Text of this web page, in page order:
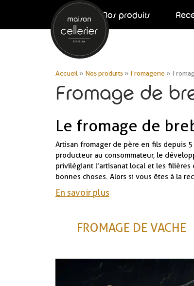
Nos produits
Accueil » Nos produits » Fromagerie »
Fromage de
Le fromage de
Artisan fromager de père en fils depuis
producteur au consommateur, le
privilégiant l’artisanat local et les
bonnes choses. Alors si vous êtes à la
En savoir plus
FROMAGE DE VACHE